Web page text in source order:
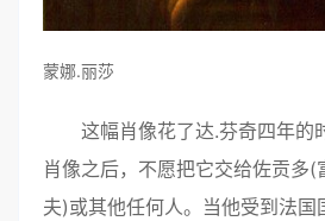
蒙娜.丽莎
这幅肖像花了达.芬奇四年的
肖像之后，不愿把它交给佐贡多(
夫)或其他任何人。当他受到法国